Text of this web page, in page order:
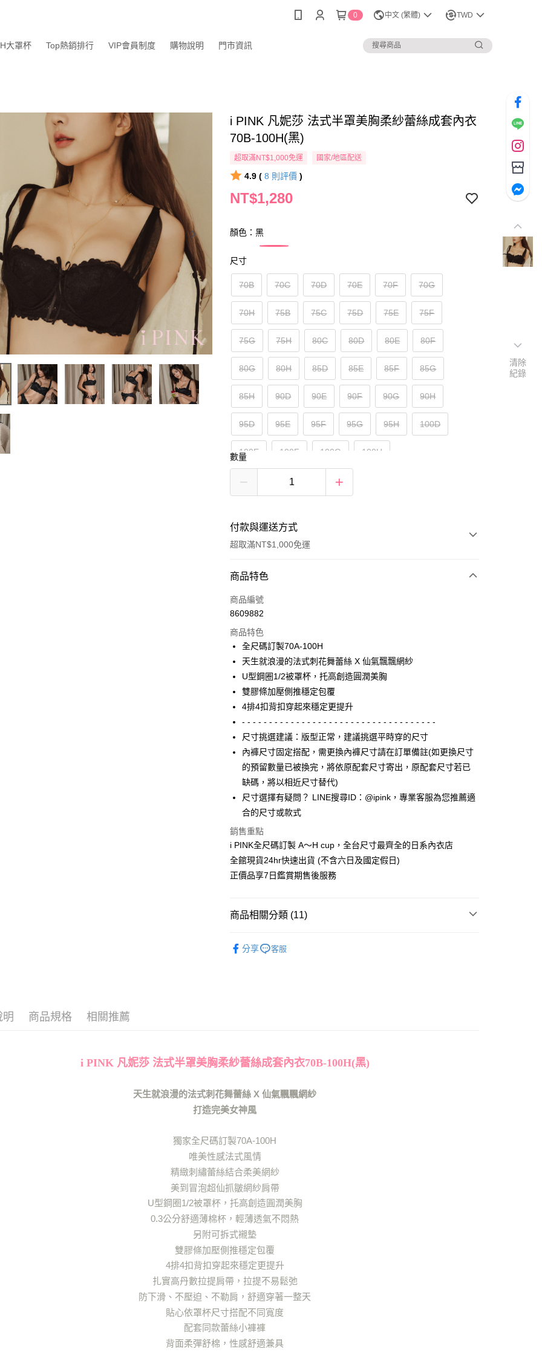
0 中文 (繁體) TWD
大罩杯 Top熱銷排行 VIP會員制度 購物說明 門市資訊
i PINK 凡妮莎 法式半罩美胸柔紗蕾絲成套內衣
70B-100H(黑)
超取滿NT$1,000免運 國家/地區配送
4.9 ( 8 則評價 )
NT$1,280
顏色：黑
尺寸
70B 70C 70D 70E 70F 70G
70H 75B 75C 75D 75E 75F
75G 75H 80C 80D 80E 80F
80G 80H 85D 85E 85F 85G
85H 90D 90E 90F 90G 90H
95D 95E 95F 95G 95H 100D
100E 100F 100G 100H
數量
付款與運送方式
超取滿NT$1,000免運
付款方式
信用卡一次付款
3 期 0 利率 每期
合作金庫商業銀行
第一商業銀行
華南商業銀行
彰化商業銀行
國泰世華商業銀行
臺灣中小企業銀行
匯豐（台灣）商業銀行
華泰商業銀行
聯邦商業銀行
遠東國際商業銀行
元大商業銀行
永豐商業銀行
台新國際商業銀行
中國信託商業銀行
台灣樂天信用卡公司
6 期 0 利率 每期NT$213
合作金庫商業銀行
第一商業銀行
華南商業銀行
上海商業儲蓄銀行
匯豐（台灣）商業銀行
華泰商業銀行
聯邦商業銀行
遠東國際商業銀行
元大商業銀行
永豐商業銀行
玉山商業銀行
台灣樂天信用卡公司
超商取貨付款
LINE Pay
Apple Pay
街口支付
AFTEE先享後付
相關說明
【關於「AFTEE先享後付」】
AFTEE先享後付是「在收到商品之後才付款」的支付方式。 讓您購物簡單
便利好安心！
１．簡單：不需註冊會員、不需綁卡、不需儲值。
２．便利：只要手機號碼，簡訊認證，即可結帳。
３．安心：先確認商品／服務後，再付款。
【「AFTEE先享後付」結帳流程】
３．收到繳費通知簡訊後14天內，點擊此簡訊中的連結，可透過四大超商
絡購買商品的店家。未經商家同意取消之訂單仍視為有效，需透過AFTEE
２．關於個人資料處理事宜，請瀏覽以下網址：
https://aftee.tw/terms/#terms3
「AFTEE先享後付」，若未經同意申辦者引起之損失，本公司不負相關責
任。
４．使用「AFTEE先享後付」時，將依據個別帳號之用戶狀況，依本公司
５．嚴禁一人註冊多個帳號或使用他人資訊註冊。若發現惡意使用之情
形，恩沛科技股份有限公司將有權停止該用戶之使用額度並採取法律行
動。
全家取貨付款
每筆NT$80，滿NT$1,000(含以上)免運費
付款後全家取貨
7-11取貨付款
商品特色
商品編號
8609882
商品特色
全尺碼訂製70A-100H
天生就浪漫的法式刺花舞蕾絲 X 仙氣飄飄網紗
U型鋼圈1/2被罩杯，托高創造圓潤美胸
雙膠條加壓側推穩定包覆
4排4扣背扣穿起來穩定更提升
- - - - - - - - - - - - - - - - - - - - - - - - - - - - - - - - - - - -
尺寸挑選建議：版型正常，建議挑選平時穿的尺寸
內褲尺寸固定搭配，需更換內褲尺寸請在訂單備註(如更換尺寸
的預留數量已被換完，將依原配套尺寸寄出，原配套尺寸若已
缺碼，將以相近尺寸替代)
尺寸選擇有疑問？ LINE搜尋ID：@ipink，專業客服為您推薦適
合的尺寸或款式
銷售重點
i PINK全尺碼訂製 A～H cup，全台尺寸最齊全的日系內衣店
全館現貨24hr快速出貨 (不含六日及國定假日)
正價品享7日鑑賞期售後服務
商品相關分類 (11)
Acup〜Hcup 獨家自訂內衣 F罩杯
Acup〜Hcup 獨家自訂內衣
❙ 內衣 Bras
分享 客服
明 商品規格 相關推薦
i PINK 凡妮莎 法式半罩美胸柔紗蕾絲成套內衣70B-100H(黑)
天生就浪漫的法式刺花舞蕾絲 X 仙氣飄飄網紗
打造完美女神風
獨家全尺碼訂製70A-100H
唯美性感法式風情
精緻刺繡蕾絲結合柔美網紗
美到冒泡超仙抓皺網紗肩帶
U型鋼圈1/2被罩杯，托高創造圓潤美胸
0.3公分舒適薄棉杯，輕薄透氣不悶熱
另附可拆式襯墊
雙膠條加壓側推穩定包覆
4排4扣背扣穿起來穩定更提升
扎實高丹數拉提肩帶，拉提不易鬆弛
防下滑、不壓迫、不勒肩，舒適穿著一整天
貼心依罩杯尺寸搭配不同寬度
配套同款蕾絲小褲褲
背面柔彈舒棉，性感舒適兼具
清除
紀錄